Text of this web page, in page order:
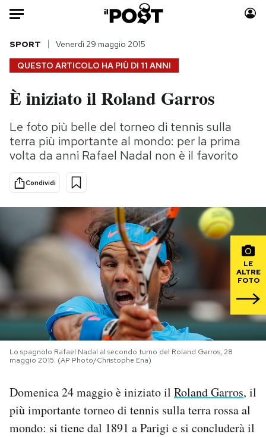
Auto
HOME
Italia
Politica
Tecnologia
Scienza
Economia
Sport
Moda
Consumismi
Storie/Idee
Altrecose
Mondiali calcio 2026
NEWSLETTER
SHOP
QUESTO ARTICOLO HA PIÙ DI 11 ANNI
SPORT Venerdì 29 maggio 2015
È iniziato il Roland Garros
Le foto più belle del torneo di tennis sulla
terra più importante al mondo: per la prima
volta da anni Rafael Nadal non è il favorito
Condividi
LE
ALTRE
FOTO
Lo spagnolo Rafael Nadal al secondo turno del Roland Garros, 28
maggio 2015. (AP Photo/Christophe Ena)
Domenica 24 maggio è iniziato il Roland Garros, il
più importante torneo di tennis sulla terra rossa al
mondo: si tiene dal 1891 a Parigi e si concluderà il